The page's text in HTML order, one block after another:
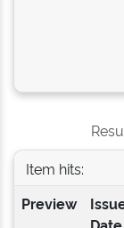
Item hits:
Preview